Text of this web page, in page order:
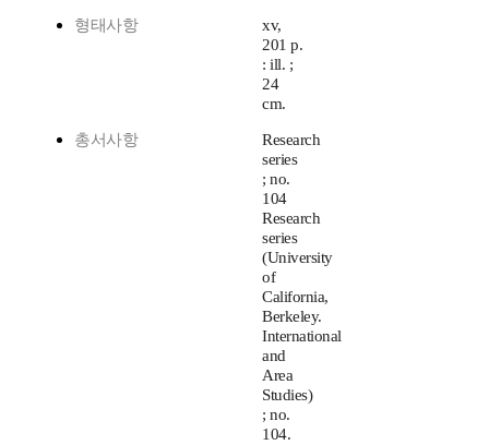
형태사항
xv,
201 p.
: ill. ;
24
cm.
총서사항
Research
series
; no.
104
Research
series
(University
of
California,
Berkeley.
International
and
Area
Studies)
; no.
104.